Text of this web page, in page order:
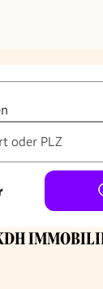
oder PLZ